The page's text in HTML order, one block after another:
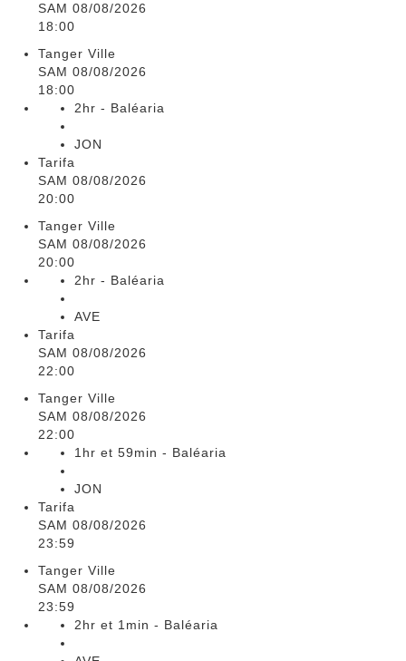
SAM 08/08/2026
18:00
Tanger Ville
SAM 08/08/2026
18:00
2hr - Baléaria
JON
Tarifa
SAM 08/08/2026
20:00
Tanger Ville
SAM 08/08/2026
20:00
2hr - Baléaria
AVE
Tarifa
SAM 08/08/2026
22:00
Tanger Ville
SAM 08/08/2026
22:00
1hr et 59min - Baléaria
JON
Tarifa
SAM 08/08/2026
23:59
Tanger Ville
SAM 08/08/2026
23:59
2hr et 1min - Baléaria